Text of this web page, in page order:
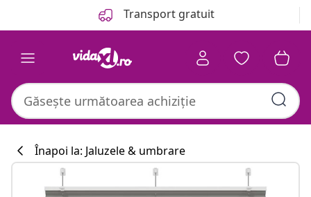
Transport gratuit
Înapoi la: Jaluzele & umbrare